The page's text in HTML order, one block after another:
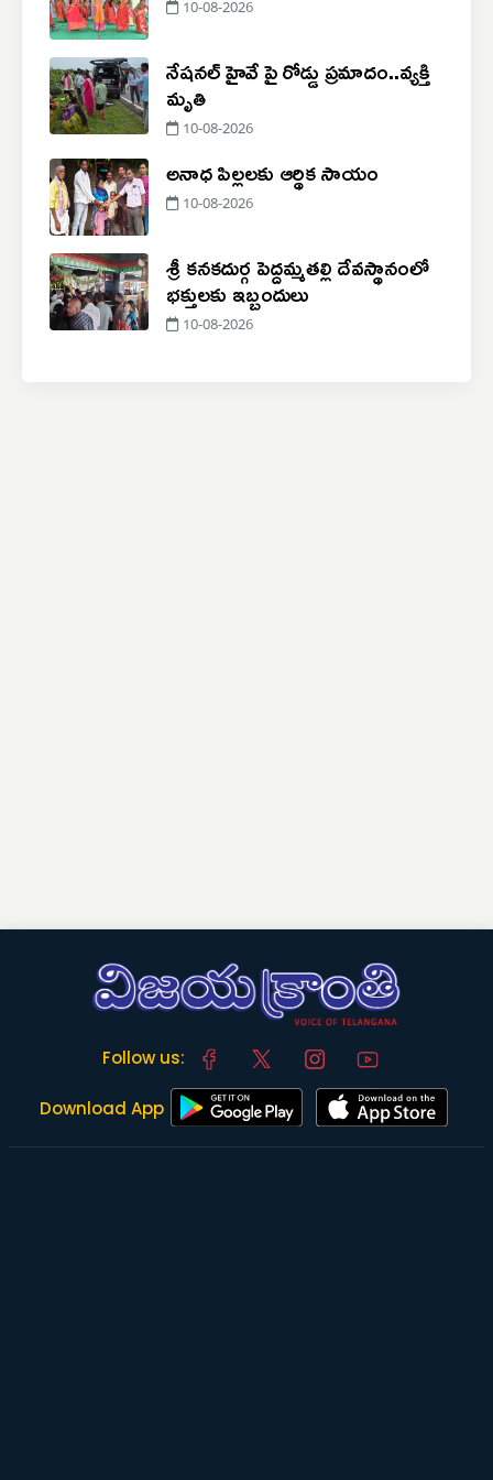
10-08-2026
నేషనల్ హైవే పై రోడ్డు ప్రమాదం..‌వ్యక్తి
మృతి
10-08-2026
అనాధ పిల్లలకు ఆర్థిక సాయం
10-08-2026
శ్రీ కనకదుర్గ పెద్దమ్మతల్లి దేవస్థానంలో
భక్తులకు ఇబ్బందులు
10-08-2026
Follow us:
Download App